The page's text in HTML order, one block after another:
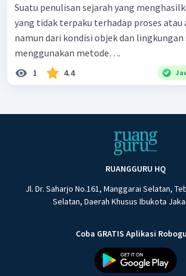
Suatu penulisan sejarah yang
yang tidak terpaku terhadap proses atau
namun dari kondisi objek dan
menggunakan metode….
1 4.4
RUANGGURU HQ
Jl. Dr. Saharjo No.161, Manggarai Selatan,
Selatan, Daerah Khusus Ibukota
Coba GRATIS Aplikasi